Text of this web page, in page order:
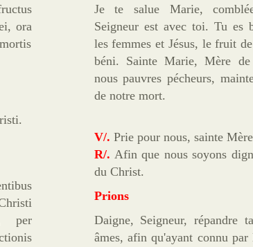
ora
per
Je te salue Marie,
Seigneur est avec toi. Tu es
les femmes et Jésus, le fruit
béni. Sainte Marie, Mère
nous pauvres pécheurs,
de notre mort.
V/. Prie pour nous, sainte
R/. Afin que nous soyons
du Christ.
Prions
Daigne, Seigneur, répandre
âmes, afin qu'ayant connu